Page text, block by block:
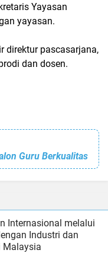
Yayasan
yayasan.
direktur pascasarjana,
dan dosen.
Guru Berkualitas
Internasional melalui
Industri dan
Malaysia